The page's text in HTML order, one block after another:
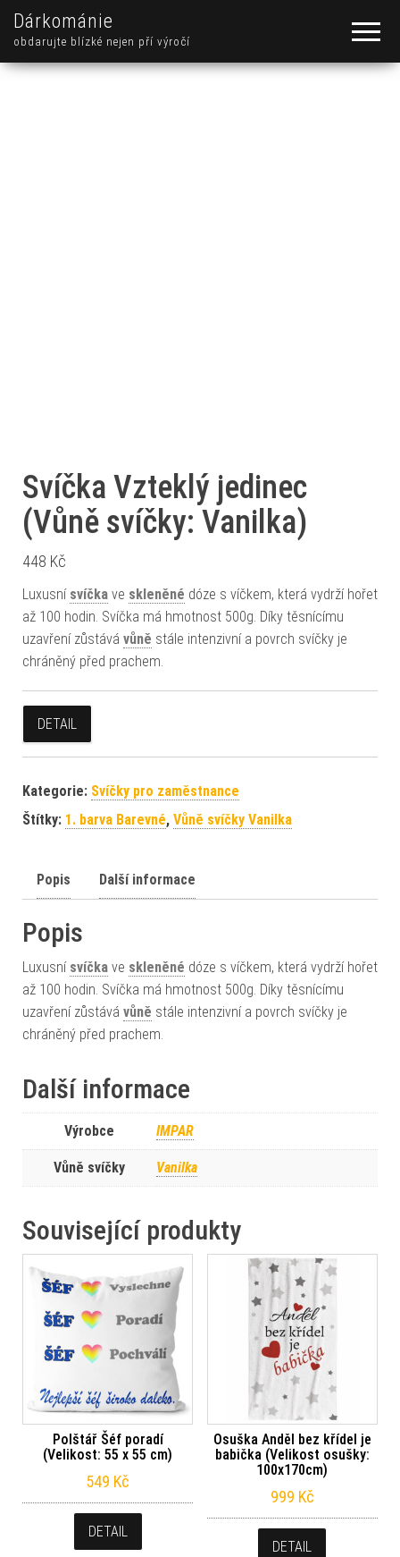
Dárkománie
obdarujte blízké nejen pří výročí
Svíčka Vzteklý jedinec
(Vůně svíčky: Vanilka)
448 Kč
Luxusní svíčka ve skleněné dóze s víčkem, která vydrží hořet
až 100 hodin. Svíčka má hmotnost 500g. Díky těsnícímu
uzavření zůstává vůně stále intenzivní a povrch svíčky je
chráněný před prachem.
DETAIL
Kategorie: Svíčky pro zaměstnance
Štítky: 1. barva Barevné, Vůně svíčky Vanilka
Popis Další informace
Popis
Luxusní svíčka ve skleněné dóze s víčkem, která vydrží hořet
až 100 hodin. Svíčka má hmotnost 500g. Díky těsnícímu
uzavření zůstává vůně stále intenzivní a povrch svíčky je
chráněný před prachem.
Další informace
Výrobce IMPAR
Vůně svíčky Vanilka
Související produkty
Polštář Šéf poradí
(Velikost: 55 x 55 cm)
549 Kč
DETAIL
Osuška Anděl bez křídel je
babička (Velikost osušky:
100x170cm)
999 Kč
DETAIL